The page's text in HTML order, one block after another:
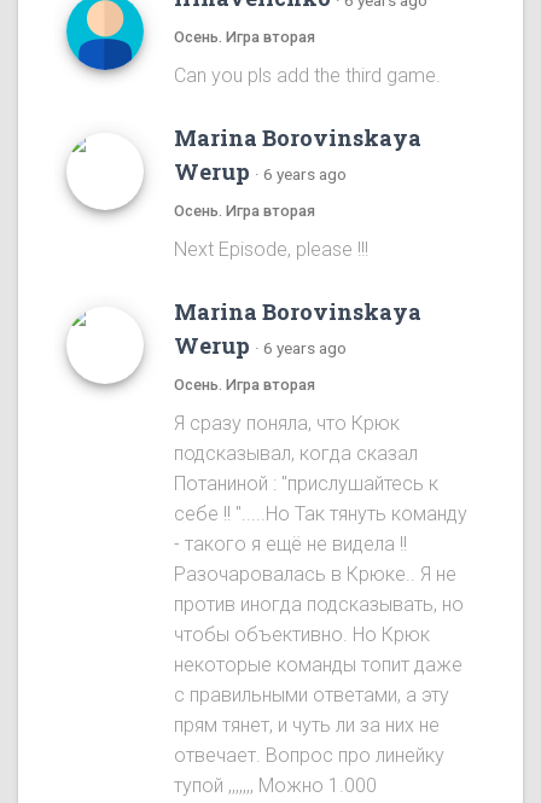
Осень. Игра вторая
Can you pls add the third game.
Marina Borovinskaya
Werup · 6 years ago
Осень. Игра вторая
Next Episode, please !!!
Marina Borovinskaya
Werup · 6 years ago
Осень. Игра вторая
Я сразу понялa, что Крюк
подсказывал, когда сказал
Потаниной : "прислушайтесь к
себе !! ".....Ho Так тянуть команду
- такого я ещё не видела !!
Разочаровалась в Крюке.. Я не
против иногда подсказывать, но
чтобы объективно. Ho Крюк
некоторые команды топит даже
с правильными ответами, а эту
прям тянет, и чуть ли за них не
отвечает. Вопрос про линейку
тупой ,,,,,,, Можно 1.000